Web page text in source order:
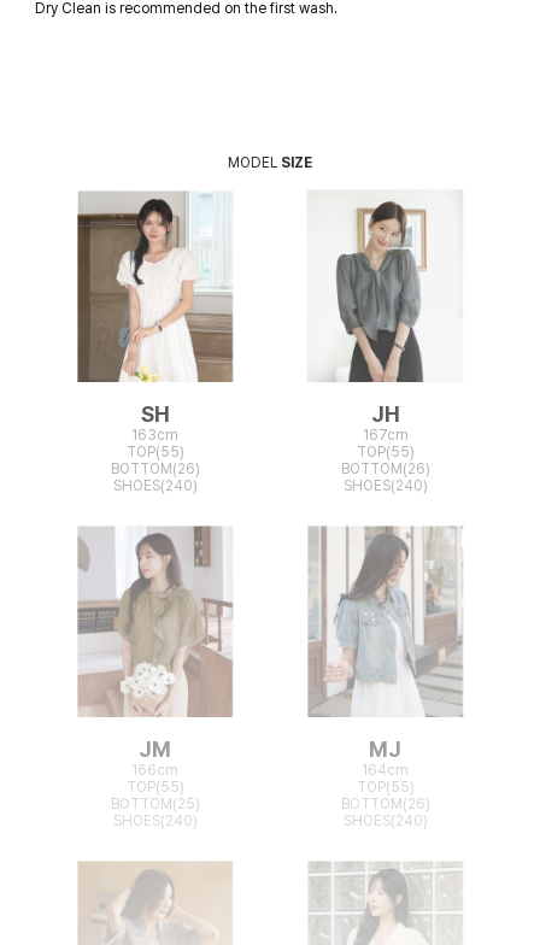
Dry Clean is recommended on the first wash.
MODEL SIZE
SH
163cm
TOP(55)
BOTTOM(26)
SHOES(240)
JH
167cm
TOP(55)
BOTTOM(26)
SHOES(240)
JM
166cm
TOP(55)
BOTTOM(25)
SHOES(240)
MJ
164cm
TOP(55)
BOTTOM(26)
SHOES(240)